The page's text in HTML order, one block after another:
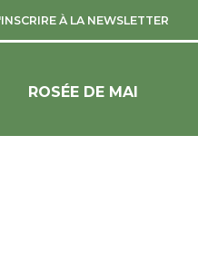
À LA NEWSLETTER
ROSÉE DE MAI